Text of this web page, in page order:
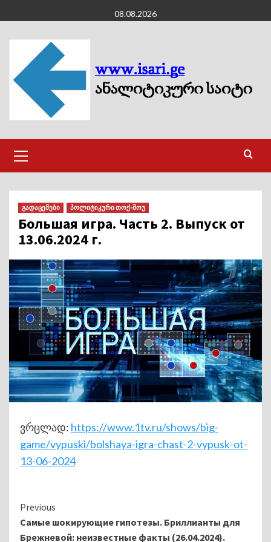
to
content
08.08.2026
Menu
გადაცემები პოლიტიკური თოქ-შოუ
Большая игра. Часть 2. Выпуск от
13.06.2024 г.
ვრცლად: https://www.1tv.ru/shows/big-
game/vypuski/bolshaya-igra-chast-2-vypusk-ot-
13-06-2024
Continue
Reading
Previous
Самые шокирующие гипотезы. Бриллианты для
Брежневой: неизвестные факты (26.04.2024).